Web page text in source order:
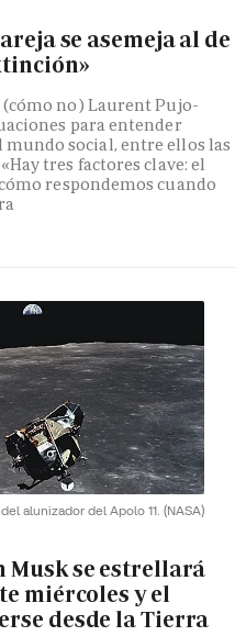
se asemeja al de
no) Laurent Pujo-
para entender
social, entre ellos las
tres factores clave: el
respondemos cuando
alunizador del Apolo 11. (NASA)
Musk se estrellará
miércoles y el
desde la Tierra